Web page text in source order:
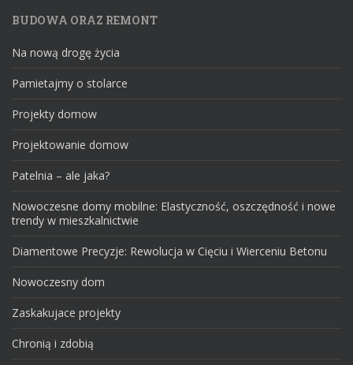
BUDOWA ORAZ REMONT
Na nową drogę życia
Pamietajmy o stolarce
Projekty domow
Projektowanie domow
Patelnia – ale jaka?
Nowoczesne domy mobilne: Elastyczność, oszczędność i nowe
trendy w mieszkalnictwie
Diamentowe Precyzje: Rewolucja w Cięciu i Wierceniu Betonu
Nowoczesny dom
Zaskakujace projekty
Chronią i zdobią